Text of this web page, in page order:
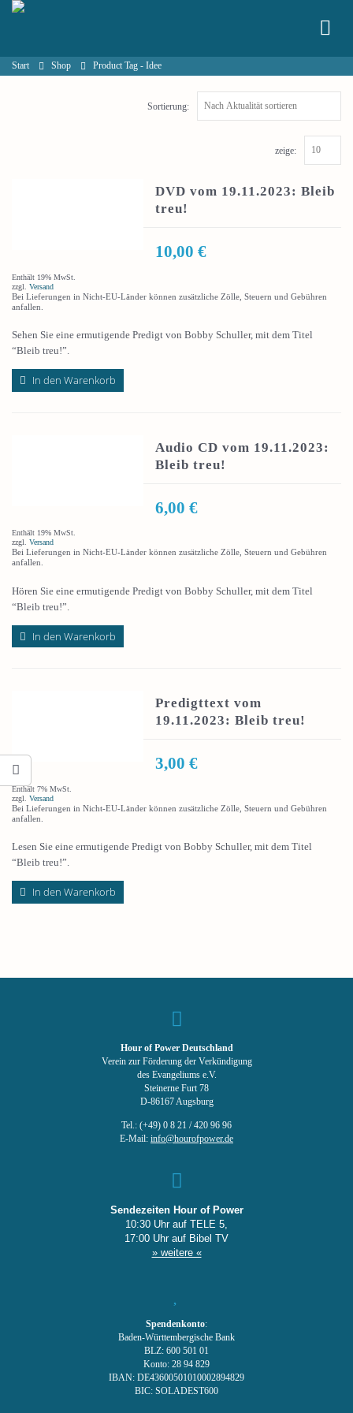
Start Shop Product Tag - Idee
Sortierung:
zeige:
DVD vom 19.11.2023: Bleib
treu!
10,00€
Enthält 19% MwSt.
zzgl. Versand
Bei Lieferungen in Nicht-EU-Länder können zusätzliche Zölle, Steuern und Gebühren
anfallen.
Sehen Sie eine ermutigende Predigt von Bobby Schuller, mit dem Titel
“Bleib treu!”.
In den Warenkorb
Audio CD vom 19.11.2023:
Bleib treu!
6,00€
Enthält 19% MwSt.
zzgl. Versand
Bei Lieferungen in Nicht-EU-Länder können zusätzliche Zölle, Steuern und Gebühren
anfallen.
Hören Sie eine ermutigende Predigt von Bobby Schuller, mit dem Titel
“Bleib treu!”.
In den Warenkorb
Predigttext vom
19.11.2023: Bleib treu!
3,00€
Enthält 7% MwSt.
zzgl. Versand
Bei Lieferungen in Nicht-EU-Länder können zusätzliche Zölle, Steuern und Gebühren
anfallen.
Lesen Sie eine ermutigende Predigt von Bobby Schuller, mit dem Titel
“Bleib treu!”.
In den Warenkorb
Hour of Power Deutschland
Verein zur Förderung der Verkündigung
des Evangeliums e.V.
Steinerne Furt 78
D-86167 Augsburg
Tel.: (+49) 0 8 21 / 420 96 96
E-Mail: info@hourofpower.de
Sendezeiten Hour of Power
10:30 Uhr auf TELE 5,
17:00 Uhr auf Bibel TV
» weitere «
Spendenkonto:
Baden-Württembergische Bank
BLZ: 600 501 01
Konto: 28 94 829
IBAN: DE43600501010002894829
BIC: SOLADEST600